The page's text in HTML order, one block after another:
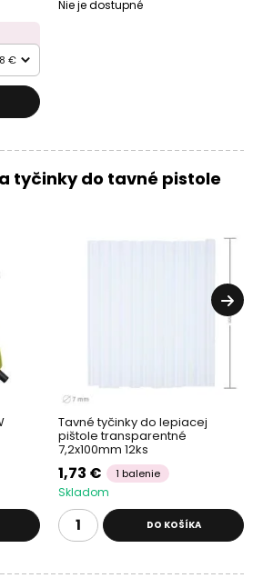
€
Nie je dostupné
tyčinky do tavné pistole
Tavné tyčinky do lepiacej
pištole transparentné
7,2x100mm 12ks
1,73 € 1 balenie
Skladom
DO KOŠÍKA